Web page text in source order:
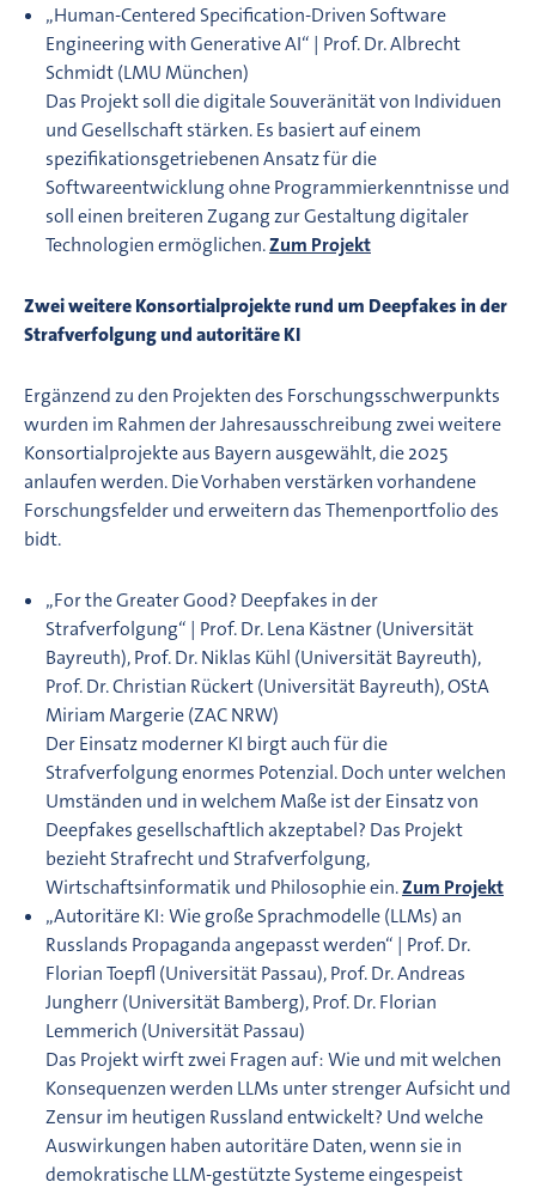
„Human-Centered Specification-Driven Software
Engineering with Generative AI“ | Prof. Dr. Albrecht
Schmidt (LMU München)
Das Projekt soll die digitale Souveränität von Individuen
und Gesellschaft stärken. Es basiert auf einem
spezifikationsgetriebenen Ansatz für die
Softwareentwicklung ohne Programmierkenntnisse und
soll einen breiteren Zugang zur Gestaltung digitaler
Technologien ermöglichen.Zum Projekt
Zwei weitere Konsortialprojekte rund um Deepfakes in der
Strafverfolgung und autoritäre KI
Ergänzend zu den Projekten des Forschungsschwerpunkts
wurden im Rahmen der Jahresausschreibung zwei weitere
Konsortialprojekte aus Bayern ausgewählt, die 2025
anlaufen werden. Die Vorhaben verstärken vorhandene
Forschungsfelder und erweitern das Themenportfolio des
bidt.
„For the Greater Good? Deepfakes in der
Strafverfolgung“ | Prof. Dr. Lena Kästner (Universität
Bayreuth), Prof. Dr. Niklas Kühl (Universität Bayreuth),
Prof. Dr. Christian Rückert (Universität Bayreuth), OStA
Miriam Margerie (ZAC NRW)
Der Einsatz moderner KI birgt auch für die
Strafverfolgung enormes Potenzial. Doch unter welchen
Umständen und in welchem Maße ist der Einsatz von
Deepfakes gesellschaftlich akzeptabel? Das Projekt
bezieht Strafrecht und Strafverfolgung,
Wirtschaftsinformatik und Philosophie ein.Zum Projekt
„Autoritäre KI: Wie große Sprachmodelle (LLMs) an
Russlands Propaganda angepasst werden“ | Prof. Dr.
Florian Toepfl (Universität Passau), Prof. Dr. Andreas
Jungherr (Universität Bamberg), Prof. Dr. Florian
Lemmerich (Universität Passau)
Das Projekt wirft zwei Fragen auf: Wie und mit welchen
Konsequenzen werden LLMs unter strenger Aufsicht und
Zensur im heutigen Russland entwickelt? Und welche
Auswirkungen haben autoritäre Daten, wenn sie in
demokratische LLM-gestützte Systeme eingespeist